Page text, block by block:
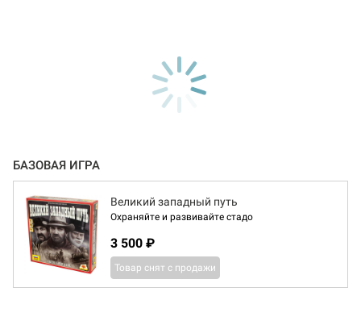
БАЗОВАЯ ИГРА
Великий западный путь
Охраняйте и развивайте стадо
3 500 ₽
Товар снят с продажи